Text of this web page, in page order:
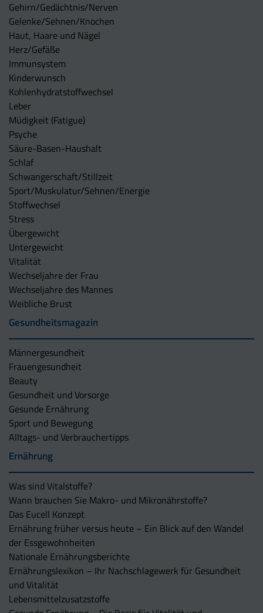
Gehirn/Gedächtnis/Nerven
Gelenke/Sehnen/Knochen
Haut, Haare und Nägel
Herz/Gefäße
Immunsystem
Kinderwunsch
Kohlenhydratstoffwechsel
Leber
Müdigkeit (Fatigue)
Psyche
Säure-Basen-Haushalt
Schlaf
Schwangerschaft/Stillzeit
Sport/Muskulatur/Sehnen/Energie
Stoffwechsel
Stress
Übergewicht
Untergewicht
Vitalität
Wechseljahre der Frau
Wechseljahre des Mannes
Weibliche Brust
Gesundheitsmagazin
Männergesundheit
Frauengesundheit
Beauty
Gesundheit und Vorsorge
Gesunde Ernährung
Sport und Bewegung
Alltags- und Verbrauchertipps
Ernährung
Was sind Vitalstoffe?
Wann brauchen Sie Makro- und Mikronährstoffe?
Das Eucell Konzept
Ernährung früher versus heute – Ein Blick auf den Wandel
der Essgewohnheiten
Nationale Ernährungsberichte
Ernährungslexikon – Ihr Nachschlagewerk für Gesundheit
und Vitalität
Lebensmittelzusatzstoffe